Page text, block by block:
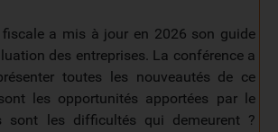
a mis à jour en 2026 son guide
des entreprises. La conférence a
toutes les nouveautés de ce
les opportunités apportées par le
sont les difficultés qui demeurent ?